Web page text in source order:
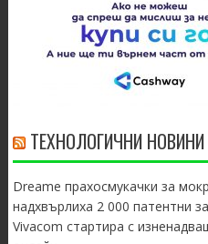
ТЕХНОЛОГИЧНИ НОВИНИ
Dreame прахосмукачки за
надхвърлиха 2 000 патентни
Vivacom стартира с